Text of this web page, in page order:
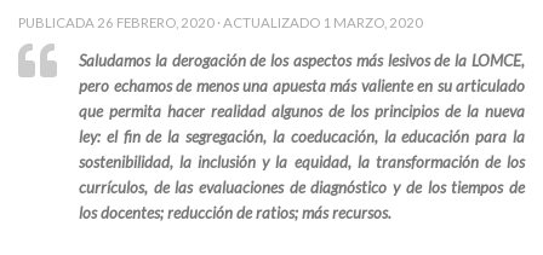
PUBLICADA 26 FEBRERO, 2020 · ACTUALIZADO 1 MARZO, 2020
Saludamos la derogación de los aspectos más lesivos de la LOMCE,
pero echamos de menos una apuesta más valiente en su articulado
que permita hacer realidad algunos de los principios de la nueva
ley: el fin de la segregación, la coeducación, la educación para la
sostenibilidad, la inclusión y la equidad, latransformación de los
currículos, de las evaluaciones de diagnóstico y de los tiempos de
los docentes; reducción de ratios; más recursos.